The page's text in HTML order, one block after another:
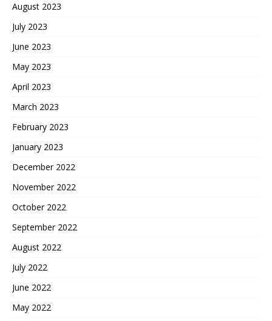
August 2023
July 2023
June 2023
May 2023
April 2023
March 2023
February 2023
January 2023
December 2022
November 2022
October 2022
September 2022
August 2022
July 2022
June 2022
May 2022